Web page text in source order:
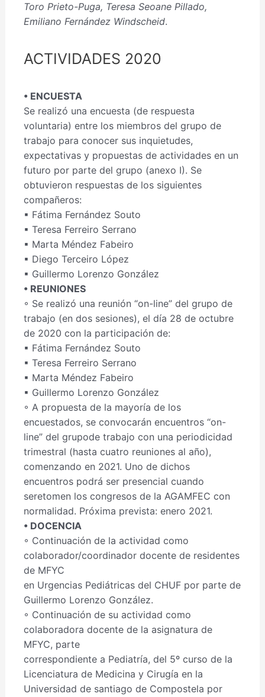
Toro Prieto-Puga, Teresa Seoane Pillado,
Emiliano Fernández Windscheid.
ACTIVIDADES 2020
• ENCUESTA
Se realizó una encuesta (de respuesta
voluntaria) entre los miembros del grupo de
trabajo para conocer sus inquietudes,
expectativas y propuestas de actividades en un
futuro por parte del grupo (anexo I). Se
obtuvieron respuestas de los siguientes
compañeros:
▪ Fátima Fernández Souto
▪ Teresa Ferreiro Serrano
▪ Marta Méndez Fabeiro
▪ Diego Terceiro López
▪ Guillermo Lorenzo González
• REUNIONES
◦ Se realizó una reunión “on-line” del grupo de
trabajo (en dos sesiones), el día 28 de octubre
de 2020 con la participación de:
▪ Fátima Fernández Souto
▪ Teresa Ferreiro Serrano
▪ Marta Méndez Fabeiro
▪ Guillermo Lorenzo González
◦ A propuesta de la mayoría de los
encuestados, se convocarán encuentros “on-
line” del grupode trabajo con una periodicidad
trimestral (hasta cuatro reuniones al año),
comenzando en 2021. Uno de dichos
encuentros podrá ser presencial cuando
seretomen los congresos de la AGAMFEC con
normalidad. Próxima prevista: enero 2021.
• DOCENCIA
◦ Continuación de la actividad como
colaborador/coordinador docente de residentes
de MFYC
en Urgencias Pediátricas del CHUF por parte de
Guillermo Lorenzo González.
◦ Continuación de su actividad como
colaboradora docente de la asignatura de
MFYC, parte
correspondiente a Pediatría, del 5º curso de la
Licenciatura de Medicina y Cirugía en la
Universidad de santiago de Compostela por